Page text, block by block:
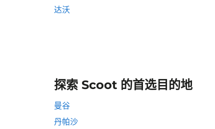
达沃
探索 Scoot 的首选目的地
曼谷
丹帕沙